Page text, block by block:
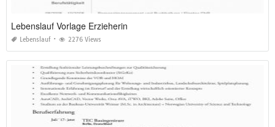
Lebenslauf Vorlage Erzieherin
Lebenslauf 2276 Views